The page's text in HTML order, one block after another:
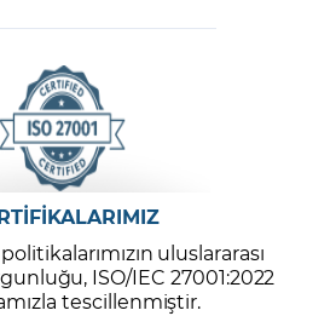
uluslararası
ISO/IEC 27001:2022
tescillenmiştir.